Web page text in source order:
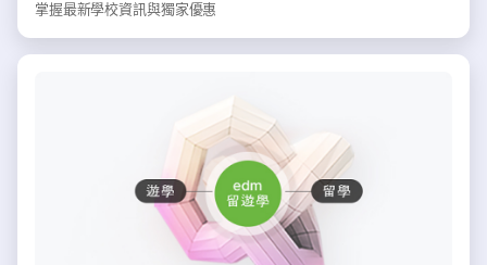
掌握最新學校資訊與獨家優惠